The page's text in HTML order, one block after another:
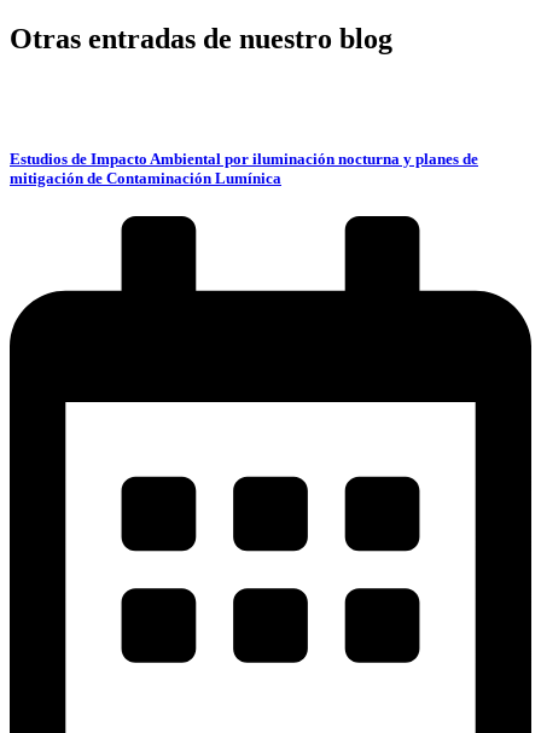
Otras entradas de nuestro blog
Estudios de Impacto Ambiental por iluminación nocturna y planes de
mitigación de Contaminación Lumínica